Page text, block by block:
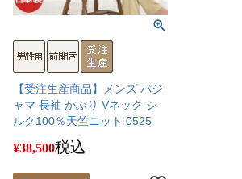
【受注生産商品】メンズ パジ
ャマ 長袖 かぶり Vネック シ
ルク100％天竺ニット 0525
¥38,500税込